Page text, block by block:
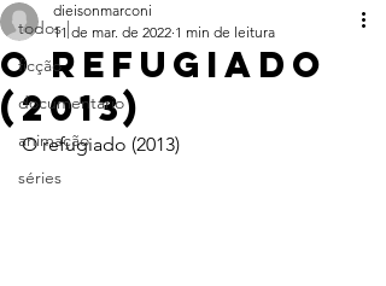
todos |
ficção
documentário
animação
séries
O refugiado
(2013)
dieisonmarconi
11 de mar. de 2022 1 min de leitura
O refugiado (2013)